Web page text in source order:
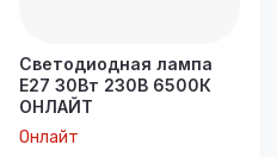
Светодиодная лампа
E27 30Вт 230В 6500К
ОНЛАЙТ
Онлайт